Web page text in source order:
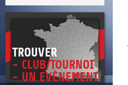
TROUVER
- CLUB/TOURNOI
- UN EVÈNEMENT